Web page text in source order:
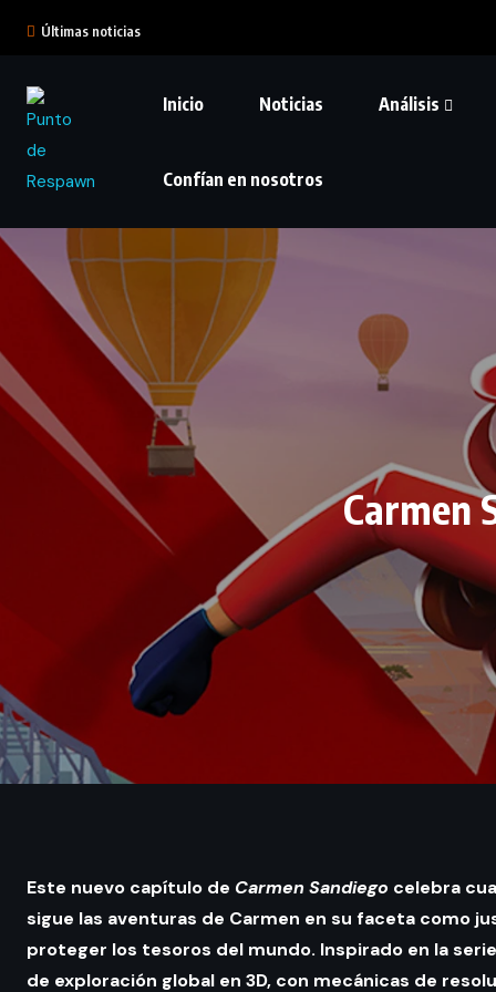
Últimas noticias
Inicio Noticias Análisis
Confían en nosotros
Carmen
Este nuevo capítulo de Carmen Sandiego celebra
sigue las aventuras de Carmen en su faceta como
proteger los tesoros del mundo. Inspirado en la
de exploración global en 3D, con mecánicas de